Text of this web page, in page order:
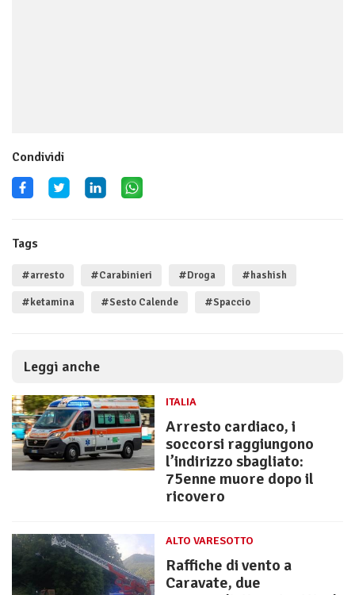
Condividi
Tags
#arresto #Carabinieri #Droga #hashish
#ketamina #Sesto Calende #Spaccio
Leggi anche
ITALIA
Arresto cardiaco, i
soccorsi raggiungono
l’indirizzo sbagliato:
75enne muore dopo il
ricovero
ALTO VARESOTTO
Raffiche di vento a
Caravate, due